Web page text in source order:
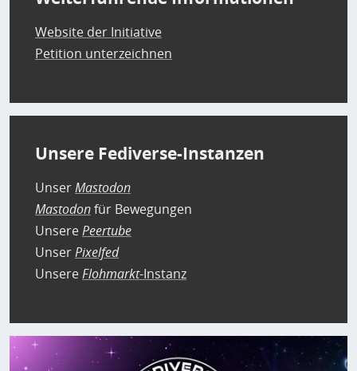
Website der Initiative
Petition unterzeichnen
Unsere Fediverse-Instanzen
UnserMastodon
Mastodonfür Bewegungen
UnserePeertube
UnserPixelfed
UnsereFlohmarkt-Instanz
Bild